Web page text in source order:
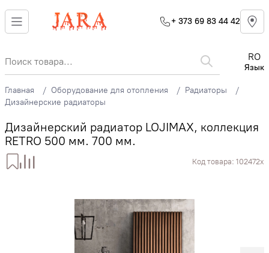
+ 373 69 83 44 42
RO
Язык
Главная Оборудование для отопления
Радиаторы
Дизайнерские радиаторы
Дизайнерский радиатор LOJIMAX, коллекция
RETRO 500 мм. 700 мм.
Код товара: 102472x